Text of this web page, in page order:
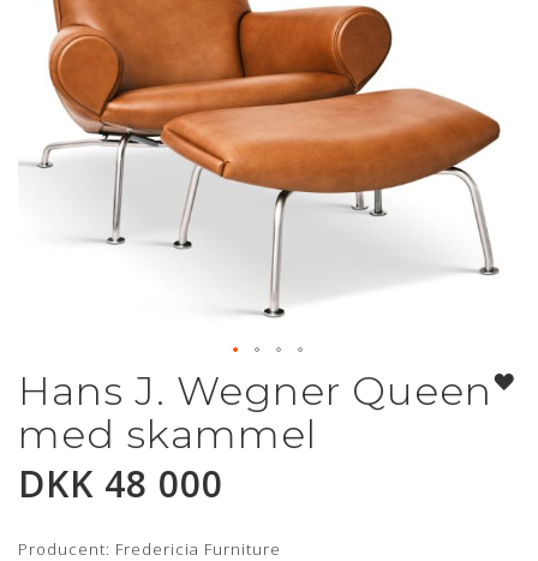
Gå
til
begynnelsen
av
bildegalleri
Hans J. Wegner Queen
med skammel
DKK 48 000
Producent: Fredericia Furniture